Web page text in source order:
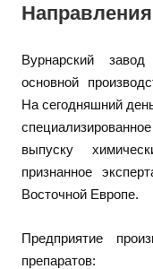
Вурнарский
основной
На сегодняшний
выпуску
признанное
Восточной Европе.
Предприятие
препаратов: